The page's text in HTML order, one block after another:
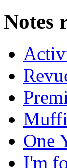
Notes
One
I'm